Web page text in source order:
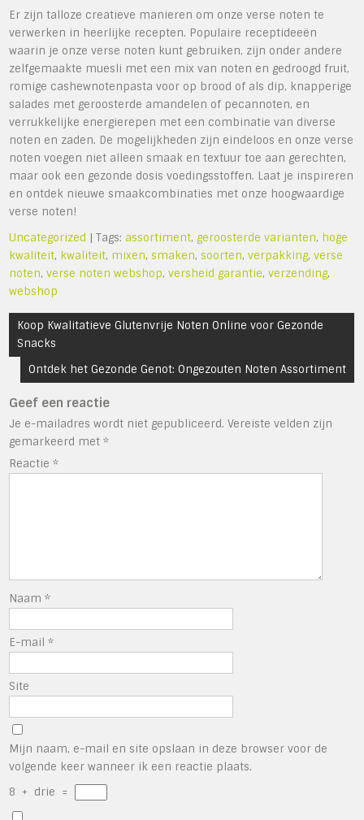
Er zijn talloze creatieve manieren om onze verse noten te
verwerken in heerlijke recepten. Populaire receptideeën
waarin je onze verse noten kunt gebruiken, zijn onder andere
zelfgemaakte muesli met een mix van noten en gedroogd fruit,
romige cashewnotenpasta voor op brood of als dip, knapperige
salades met geroosterde amandelen of pecannoten, en
verrukkelijke energierepen met een combinatie van diverse
noten en zaden. De mogelijkheden zijn eindeloos en onze verse
noten voegen niet alleen smaak en textuur toe aan gerechten,
maar ook een gezonde dosis voedingsstoffen. Laat je inspireren
en ontdek nieuwe smaakcombinaties met onze hoogwaardige
verse noten!
Uncategorized | Tags: assortiment,geroosterde varianten, hoge
kwaliteit, kwaliteit, mixen,smaken,soorten,verpakking,verse
noten,verse noten webshop,versheid garantie,verzending,
webshop
Bericht
navigatie
Koop Kwalitatieve Glutenvrije Noten Online voor Gezonde
Snacks
Ontdek het Gezonde Genot: Ongezouten Noten Assortiment
Geef een reactie
Je e-mailadres wordt niet gepubliceerd. Vereiste velden zijn
gemarkeerd met*
Reactie*
Naam*
E-mail*
Site
Mijn naam, e-mail en site opslaan in deze browser voor de
volgende keer wanneer ik een reactie plaats.
8 + drie =